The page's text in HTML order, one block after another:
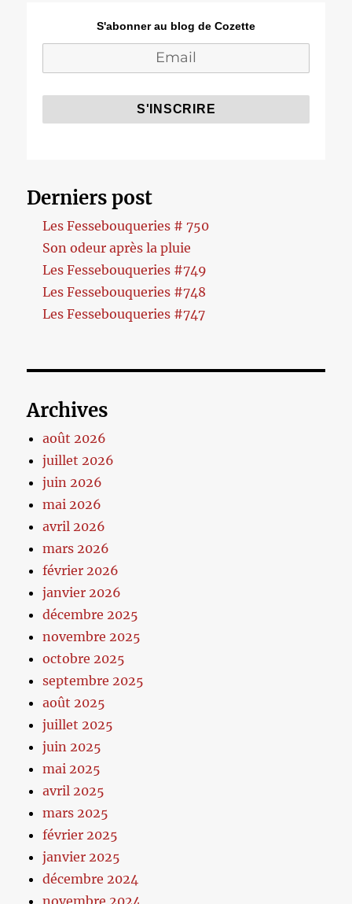
S'abonner au blog de Cozette
Derniers post
Les Fessebouqueries # 750
Son odeur après la pluie
Les Fessebouqueries #749
Les Fessebouqueries #748
Les Fessebouqueries #747
Archives
août 2026
juillet 2026
juin 2026
mai 2026
avril 2026
mars 2026
février 2026
janvier 2026
décembre 2025
novembre 2025
octobre 2025
septembre 2025
août 2025
juillet 2025
juin 2025
mai 2025
avril 2025
mars 2025
février 2025
janvier 2025
décembre 2024
novembre 2024